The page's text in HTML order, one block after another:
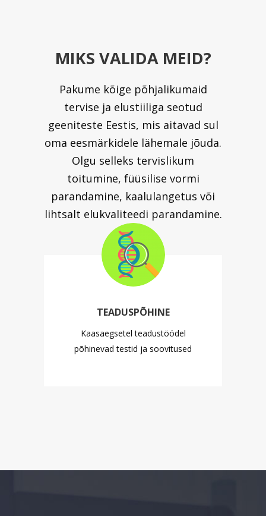
MIKS VALIDA MEID?
Pakume kõige põhjalikumaid
tervise ja elustiiliga seotud
geeniteste Eestis, mis aitavad sul
oma eesmärkidele lähemale jõuda.
Olgu selleks tervislikum
toitumine, füüsilise vormi
parandamine, kaalulangetus või
lihtsalt elukvaliteedi parandamine.
TEADUSPÕHINE
Kaasaegsetel teadustöödel
põhinevad testid ja soovitused